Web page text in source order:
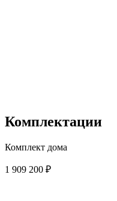
Комплектации
Комплект дома
1 909 200 ₽